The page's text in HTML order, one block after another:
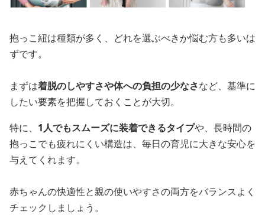
抱っこ紐は種類が多く、どれを選ぶべきか悩む方も多いは
ずです。
まずは着脱のしやすさや体への負担の少なさなど、基準に
したい要素を把握しておくことが大切。
特に、 1人でもスムーズに装着できるタイプや、長時間の
抱っこでも疲れにくい構造は、毎日の育児に大きな安心を
与えてくれます。
赤ちゃんの快適性と親の使いやすさの両方をバランスよく
チェックしましょう。